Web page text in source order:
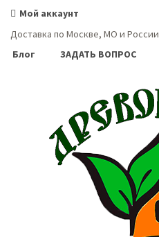
Мой аккаунт
Доставка по Москве, МО и России
Блог
ЗАДАТЬ ВОПРОС